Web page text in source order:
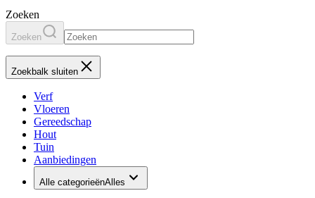
Zoeken
Zoeken
Zoekbalk sluiten
Verf
Vloeren
Gereedschap
Hout
Tuin
Aanbiedingen
Alle categorieënAlles